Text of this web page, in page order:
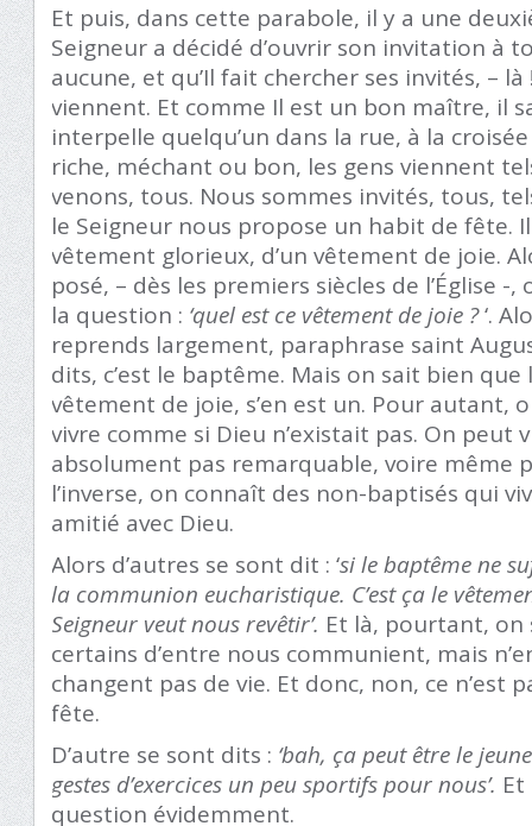
Et puis, dans cette parabole, il y a une
Seigneur a décidé d’ouvrir son invitation à
aucune, et qu’Il fait chercher ses invités, –
viennent. Et comme Il est un bon maître, il
interpelle quelqu’un dans la rue, à la
riche, méchant ou bon, les gens viennent
venons, tous. Nous sommes invités, tous,
le Seigneur nous propose un habit de fête.
vêtement glorieux, d’un vêtement de joie.
posé, – dès les premiers siècles de l’Église -,
la question : ‘quel est ce vêtement de joie ?‘.
reprends largement, paraphrase saint
dits, c’est le baptême. Mais on sait bien
vêtement de joie, s’en est un. Pour autant,
vivre comme si Dieu n’existait pas. On peut
absolument pas remarquable, voire même
l’inverse, on connaît des non-baptisés qui
amitié avec Dieu.
Alors d’autres se sont dit : ‘si le baptême ne
la communion eucharistique. C’est ça le
Seigneur veut nous revêtir’. Et là, pourtant, on
certains d’entre nous communient, mais
changent pas de vie. Et donc, non, ce n’est
fête.
D’autre se sont dits : ‘bah, ça peut être le
gestes d’exercices un peu sportifs pour nous’.
question évidemment.